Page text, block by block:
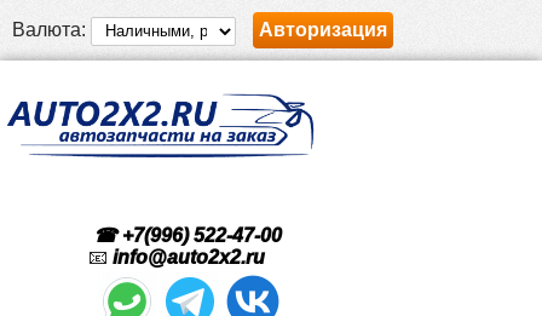
Валюта: Авторизация
☎ +7(996) 522-47-00
📧 info@auto2x2.ru